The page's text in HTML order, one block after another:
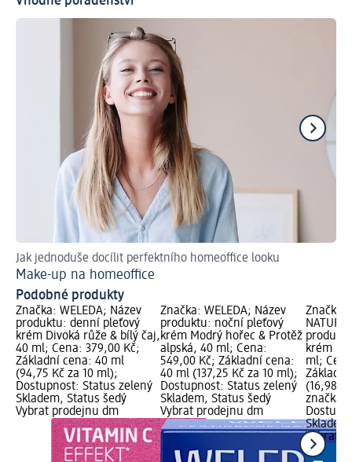
Jak jednoduše docílit perfektního homeoffice looku
Make-up na homeoffice
Podobné produkty
Značka: WELEDA; Název
produktu: denní pleťový
krém Divoká růže & bílý čaj,
40 ml; Cena: 379,00 Kč;
Základní cena: 40 ml
(94,75 Kč za 10 ml);
Dostupnost: Status zelený
Skladem, Status šedý
Vybrat prodejnu dm
Značka: WELEDA; Název
produktu: noční pleťový
krém Modrý hořec & Protěž
alpská, 40 ml; Cena:
549,00 Kč; Základní cena:
40 ml (137,25 Kč za 10 ml);
Dostupnost: Status zelený
Skladem, Status šedý
Vybrat prodejnu dm
Značka:
krém
ml;
(16,98
značka
Vybrat